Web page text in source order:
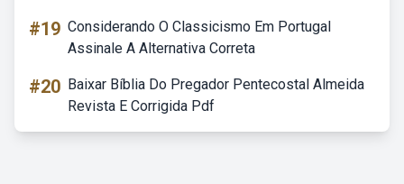
#19 Considerando O Classicismo Em Portugal
Assinale A Alternativa Correta
#20 Baixar Bíblia Do Pregador Pentecostal Almeida
Revista E Corrigida Pdf